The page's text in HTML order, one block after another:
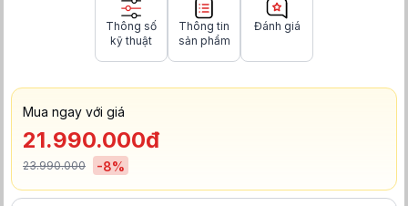
Thông số
kỹ thuật
Thông tin
sản phẩm
Đánh giá
Mua ngay với giá
21.990.000đ
23.990.000 -8%